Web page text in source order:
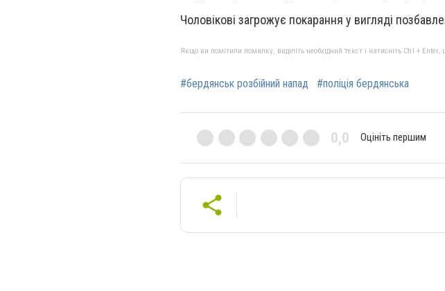
Чоловікові загрожує покарання у вигляді
Якщо ви помітили помилку, виділіть необхідний текст і натисніть Ctrl +
#бердянськ розбійний напад #поліція бердянська
0,0 Оцініть першим